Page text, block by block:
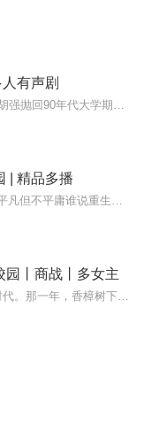
有声剧
| 精品多播
园丨商战丨多女主